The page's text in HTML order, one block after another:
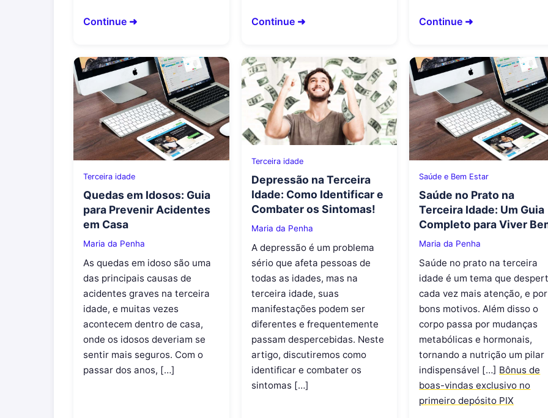
Continue ➜ Continue ➜ Continue ➜
Terceira idade
Quedas em Idosos: Guia
para Prevenir Acidentes
em Casa
Maria da Penha
As quedas em idoso são uma
das principais causas de
acidentes graves na terceira
idade, e muitas vezes
acontecem dentro de casa,
onde os idosos deveriam se
sentir mais seguros. Com o
passar dos anos, […]
Terceira idade
Depressão na Terceira
Idade: Como Identificar e
Combater os Sintomas!
Maria da Penha
A depressão é um problema
sério que afeta pessoas de
todas as idades, mas na
terceira idade, suas
manifestações podem ser
diferentes e frequentemente
passam despercebidas. Neste
artigo, discutiremos como
identificar e combater os
sintomas […]
Saúde e Bem Estar
Saúde no Prato na
Terceira Idade: Um Guia
Completo para Viver
Maria da Penha
Saúde no prato na terceira
idade é um tema que
cada vez mais atenção, e por
bons motivos. Além disso o
corpo passa por mudanças
metabólicas e hormonais,
tornando a nutrição um pilar
indispensável […] Bônus de
boas-vindas exclusivo no
primeiro depósito PIX